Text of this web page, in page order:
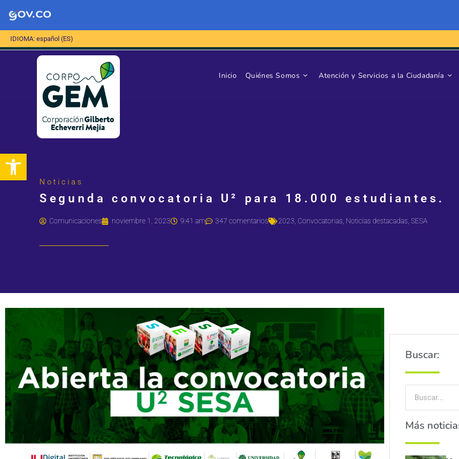
Abrir barra de herramientas
IDIOMA: español (ES)
Inicio Quiénes Somos Atención y Servicios a la Ciudadanía
Noticias
Segunda convocatoria U² para 18.000 estudiantes.
Comunicaciones noviembre 1, 2023 9:41 am 347 comentarios 2023 Convocatorias Noticias destacadas ,SESA
Buscar:
Más